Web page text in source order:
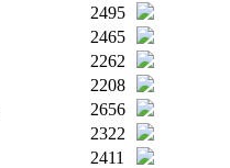
2495
2465
2262
2208
2656
2322
2411